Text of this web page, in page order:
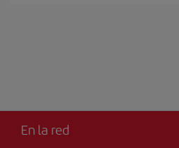
En la red